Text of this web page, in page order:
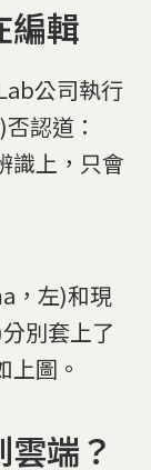
編輯
公司執行
認道：
識上，只會
，左)和現
別套上了
上圖。
端？